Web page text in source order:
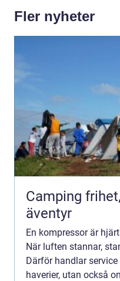
Fler nyheter
Camping frihet, natur och enkla
äventyr
En kompressor är
När luften stannar,
Därför handlar
haverier, utan också